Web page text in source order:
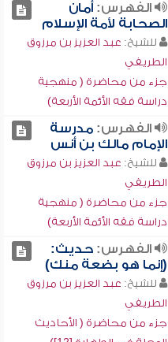
الفهرس:أمان
الصحابة لأمة الإسلام
للشيخ: عبد العزيز بن مرزوق
الطريفي
جزء من محاضرة ( منهجية
دراسة فقه الأئمة الأربعة)
الفهرس:مدرسة
الإمام مالك بن أنس
للشيخ: عبد العزيز بن مرزوق
الطريفي
جزء من محاضرة ( منهجية
دراسة فقه الأئمة الأربعة)
الفهرس:حديث:
(إنما هو بضعة منك)
للشيخ: عبد العزيز بن مرزوق
الطريفي
جزء من محاضرة ( الأحاديث